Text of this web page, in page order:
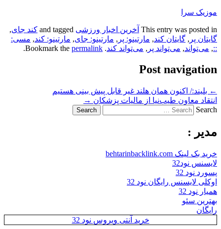
موزیک سرا
This entry was posted in آخرین اخبار ورزشی کند جای,
گایتان پر , گایتان کند, مارتینو: پر , مارتینو: جای, مارتینو: کند, مسی:
::
, می‌تواند, می‌تواند پر , می‌تواند کند. Bookmark the
permalink
.
Post navigation
← بلیند:/ اکنون همان هلند غیر قابل پیش بینی هستیم
انتقاد معاون طیب‌نیا از مالیات پزشکان →
Search
مدیر :
خرید بک لینک behtarinbacklink.com
لایسنس نود32
پسورد نود 32
اوکلی لایسنس رایگان نود 32
همیار نود 32
بهترین سئو
رایگان
خرید آنتی ویروس نود 32